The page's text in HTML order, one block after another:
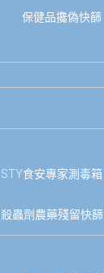
保健品攙偽快篩
STY食安專家測毒箱
殺蟲劑農藥殘留快篩